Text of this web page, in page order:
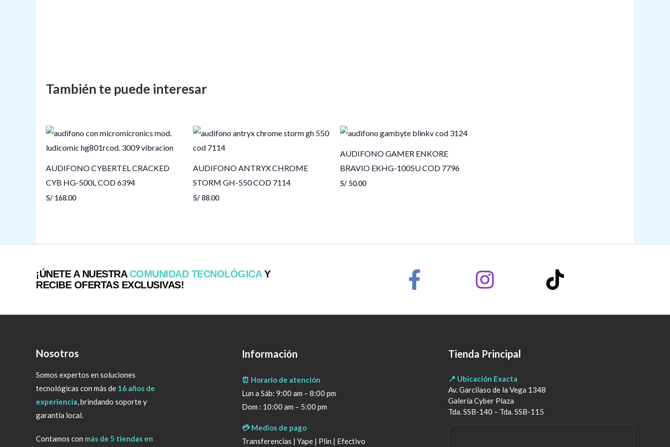
AUDIFONO CYBERTEL CRACKED
CYB HG-500L COD 6394
S/ 168.00
AUDIFONO ANTRYX CHROME
STORM GH-550 COD 7114
S/ 88.00
AUDIFONO GAMER ENKORE
BRAVIO EKHG-1005U COD 7796
S/ 50.00
¡ÚNETE A NUESTRACOMUNIDAD TECNOLÓGICAY
RECIBE OFERTAS EXCLUSIVAS!
Nosotros
Somos expertos en soluciones
tecnológicas con más de 16 años de
experiencia, brindando soporte y
garantía local.
Contamos con más de 5 tiendas en
Información
⏰ Horario de atención
Lun a Sáb: 9:00 am – 8:00 pm
Dom : 10:00 am – 5:00 pm
💳 Medios de pago
Transferencias | Yape | Plin | Efectivo
Tienda Principal
📍 Ubicación Exacta
Av. Garcilaso de la Vega 1348
Galería Cyber Plaza
Tda. SSB-140 – Tda. SSB-115